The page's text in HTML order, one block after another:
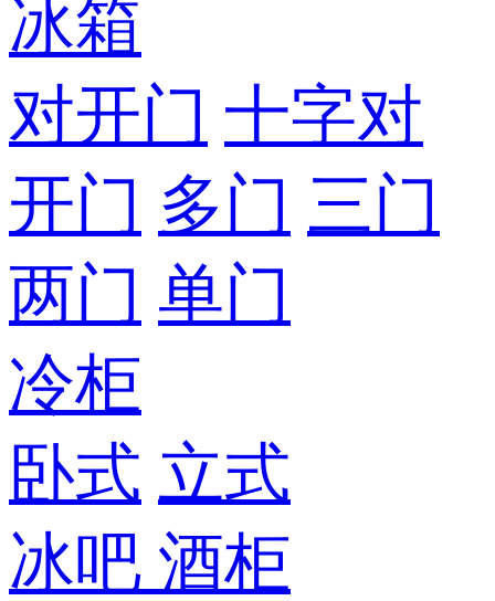
冰箱
对开门 十字对
开门 多门 三门
两门 单门
冷柜
卧式 立式
冰吧 酒柜